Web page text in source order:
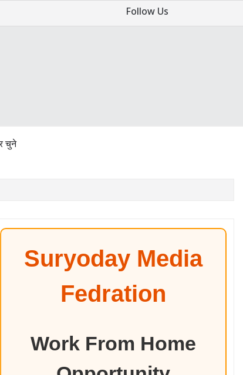
Follow Us
चुने
Suryoday Media
Fedration
Work From Home